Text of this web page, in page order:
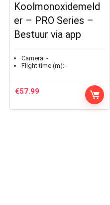
Koolmonoxidemeld
er – PRO Series –
Bestuur via app
Camera: -
Flight time (m): -
€57.99